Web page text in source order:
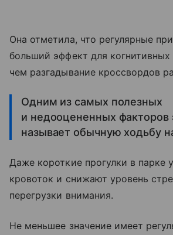
Она отметила, что регулярные
больший эффект для когнитивных
чем разгадывание кроссвордов
Одним из самых полезных
и недооцененных факторов
называет обычную ходьбу
Даже короткие прогулки в парке
кровоток и снижают уровень
перегрузки внимания.
Не меньшее значение имеет